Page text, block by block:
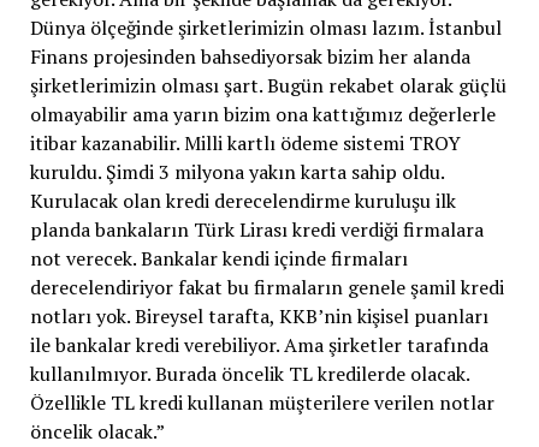
Dünya ölçeğinde şirketlerimizin olması lazım. İstanbul
Finans projesinden bahsediyorsak bizim her alanda
şirketlerimizin olması şart. Bugün rekabet olarak güçlü
olmayabilir ama yarın bizim ona kattığımız değerlerle
itibar kazanabilir. Milli kartlı ödeme sistemi TROY
kuruldu. Şimdi 3 milyona yakın karta sahip oldu.
Kurulacak olan kredi derecelendirme kuruluşu ilk
planda bankaların Türk Lirası kredi verdiği firmalara
not verecek. Bankalar kendi içinde firmaları
derecelendiriyor fakat bu firmaların genele şamil kredi
notları yok. Bireysel tarafta, KKB’nin kişisel puanları
ile bankalar kredi verebiliyor. Ama şirketler tarafında
kullanılmıyor. Burada öncelik TL kredilerde olacak.
Özellikle TL kredi kullanan müşterilere verilen notlar
öncelik olacak.”